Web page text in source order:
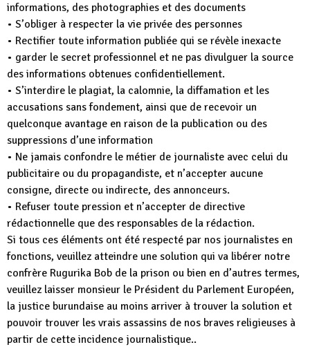
informations, des photographies et des documents
• S’obliger à respecter la vie privée des personnes
• Rectifier toute information publiée qui se révèle inexacte
• garder le secret professionnel et ne pas divulguer la source
des informations obtenues confidentiellement.
• S’interdire le plagiat, la calomnie, la diffamation et les
accusations sans fondement, ainsi que de recevoir un
quelconque avantage en raison de la publication ou des
suppressions d’une information
• Ne jamais confondre le métier de journaliste avec celui du
publicitaire ou du propagandiste, et n’accepter aucune
consigne, directe ou indirecte, des annonceurs.
• Refuser toute pression et n’accepter de directive
rédactionnelle que des responsables de la rédaction.
Si tous ces éléments ont été respecté par nos journalistes en
fonctions, veuillez atteindre une solution qui va libérer notre
confrère Rugurika Bob de la prison ou bien en d’autres termes,
veuillez laisser monsieur le Président du Parlement Européen,
la justice burundaise au moins arriver à trouver la solution et
pouvoir trouver les vrais assassins de nos braves religieuses à
partir de cette incidence journalistique..